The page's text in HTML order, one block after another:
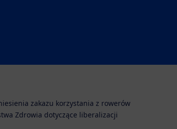
zakazu korzystania z rowerów
Zdrowia dotyczące liberalizacji